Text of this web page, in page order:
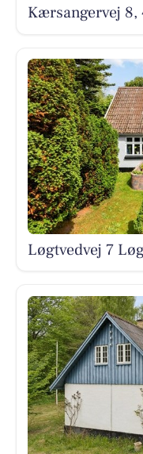
Kærsangervej 8,
Løgtvedvej 7